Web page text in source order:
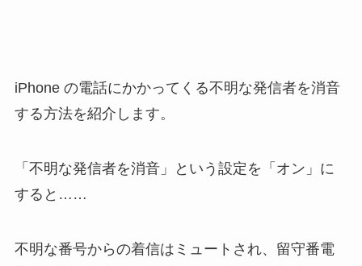
iPhone の電話にかかってくる不明な発信者を消音
する方法を紹介します。
「不明な発信者を消音」という設定を「オン」に
すると……
不明な番号からの着信はミュートされ、留守番電